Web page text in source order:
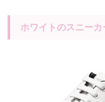
ホワイトのスニーカ